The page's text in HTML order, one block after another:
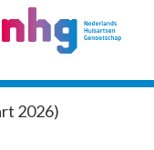
2026)